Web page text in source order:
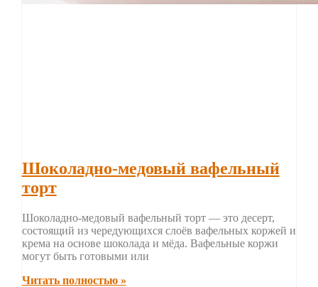
Шоколадно-медовый вафельный
торт
Шоколадно-медовый вафельный торт — это десерт,
состоящий из чередующихся слоёв вафельных коржей и
крема на основе шоколада и мёда. Вафельные коржи
могут быть готовыми или
Читать полностью »